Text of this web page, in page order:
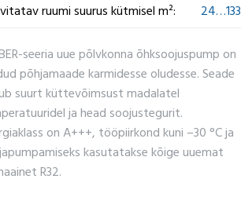
ruumi suurus kütmisel m²:
24…133
seeria uue põlvkonna õhksoojuspump on
põhjamaade karmidesse oludesse. Seade
suurt küttevõimsust madalatel
ja head soojustegurit.
on A+++, tööpiirkond kuni –30 °C ja
kasutatakse kõige uuemat
R32.